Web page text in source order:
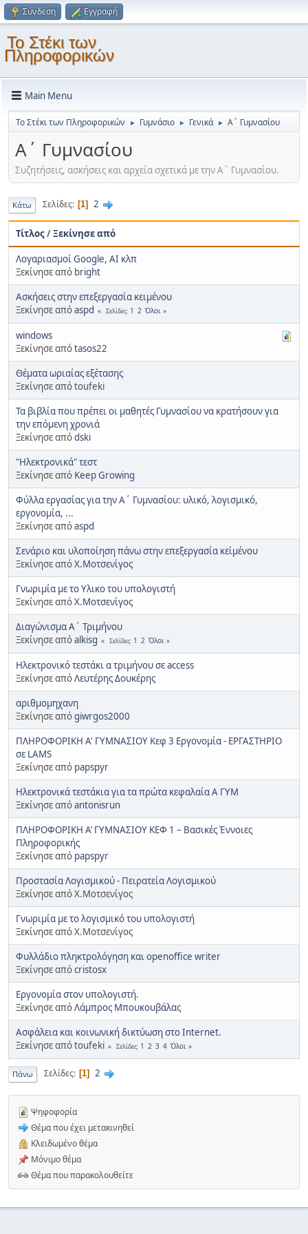
Σύνδεση Εγγραφή
Το Στέκι των
Πληροφορικών
Main Menu
Το Στέκι των Πληροφορικών ► Γυμνάσιο ► Γενικά ► Α΄ Γυμνασίου
Α΄ Γυμνασίου
Συζητήσεις, ασκήσεις και αρχεία σχετικά με την Α΄ Γυμνασίου.
Κάτω Σελίδες 1 2
Τίτλος/Ξεκίνησε από
Λογαριασμοί Google, AI κλπ
Ξεκίνησε από bright
Ασκήσεις στην επεξεργασία κειμένου
Ξεκίνησε απόaspd Σελίδες 1 2 Όλοι
windows
Ξεκίνησε απόtasos22
Θέματα ωριαίας εξέτασης
Ξεκίνησε από toufeki
Τα βιβλία που πρέπει οι μαθητές Γυμνασίου να κρατήσουν για
την επόμενη χρονιά
Ξεκίνησε απόdski
"Ηλεκτρονικά" τεστ
Ξεκίνησε από Keep Growing
Φύλλα εργασίας για την Α΄ Γυμνασίου: υλικό, λογισμικό,
εργονομία, ...
Ξεκίνησε απόaspd
Σενάριο και υλοποίηση πάνω στην επεξεργασία κείμένου
Ξεκίνησε απόΧ.Μοτσενίγος
Γνωριμία με το Υλικο του υπολογιστή
Ξεκίνησε απόΧ.Μοτσενίγος
Διαγώνισμα Α΄ Τριμήνου
Ξεκίνησε απόalkisg Σελίδες 1 2 Όλοι
Ηλεκτρονικό τεστάκι α τριμήνου σε access
Ξεκίνησε απόΛευτέρης Δουκέρης
αριθμομηχανη
Ξεκίνησε απόgiwrgos2000
ΠΛΗΡΟΦΟΡΙΚΗ Α' ΓΥΜΝΑΣΙΟΥ Kεφ 3 Εργονομία - ΕΡΓΑΣΤΗΡΙΟ
σε LAMS
Ξεκίνησε από papspyr
Ηλεκτρονικά τεστάκια για τα πρώτα κεφαλαία Α ΓΥΜ
Ξεκίνησε απόantonisrun
ΠΛΗΡΟΦΟΡΙΚΗ Α’ ΓΥΜΝΑΣΙΟΥ ΚΕΦ 1 – Βασικές Έννοιες
Πληροφορικής
Ξεκίνησε από papspyr
Προστασία Λογισμικού - Πειρατεία Λογισμικού
Ξεκίνησε από Χ.Μοτσενίγος
Γνωριμία με το λογισμικό του υπολογιστή
Ξεκίνησε από Χ.Μοτσενίγος
Φυλλάδιο πληκτρολόγηση και openoffice writer
Ξεκίνησε απόcristosx
Εργονομία στον υπολογιστή.
Ξεκίνησε απόΛάμπρος Μπουκουβάλας
Ασφάλεια και κοινωνική δικτύωση στο Internet.
Ξεκίνησε από toufeki
Σελίδες 1 2 3 4 Όλοι
Πάνω Σελίδες 1 2
Ψηφοφορία
Θέμα που έχει μετακινηθεί
Κλειδωμένο θέμα
Μόνιμο θέμα
Θέμα που παρακολουθείτε